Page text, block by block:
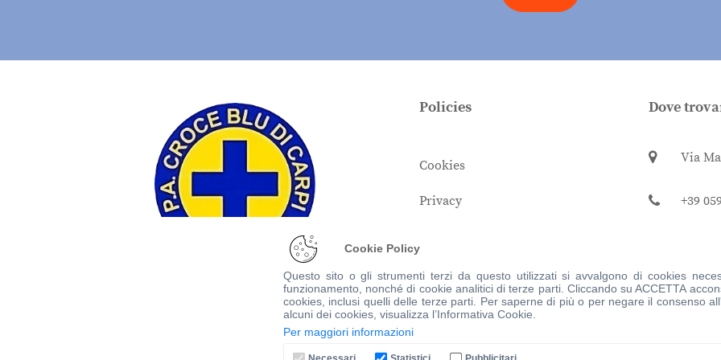
Seguici sui nostri canali social
Policies
Cookies
Privacy
Donazioni
Dove
Via
+39
Cookie Policy
Questo sito o gli strumenti terzi da questo utilizzati si avvalgono di cookies
funzionamento, nonché di cookie analitici di terze parti. Cliccando su ACCETTA
cookies, inclusi quelli delle terze parti. Per saperne di più o per negare il consenso
alcuni dei cookies, visualizza l’Informativa Cookie.
Per maggiori informazioni